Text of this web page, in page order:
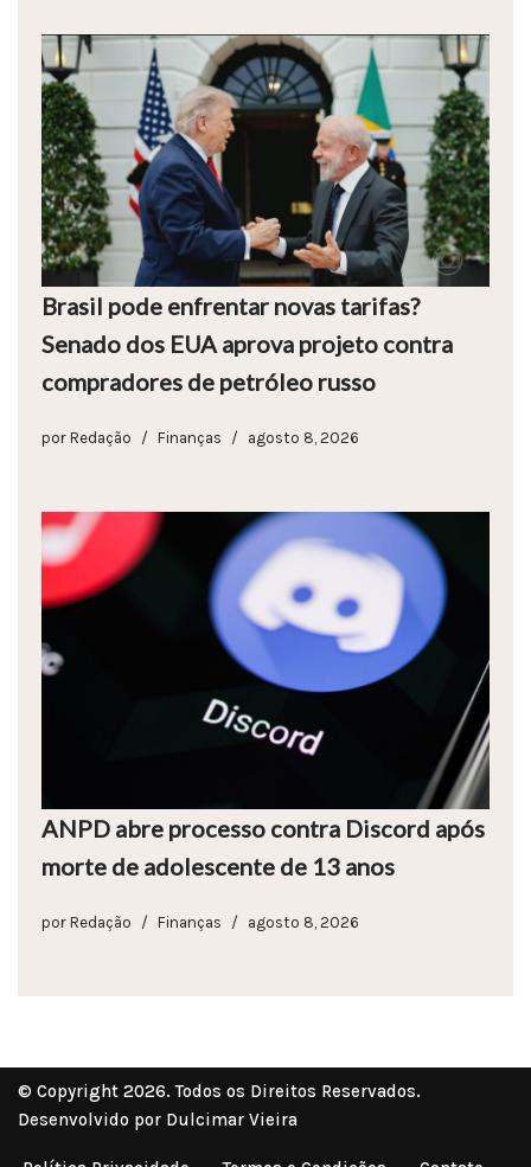
Brasil pode enfrentar novas tarifas?
Senado dos EUA aprova projeto contra
compradores de petróleo russo
por Redação Finanças agosto 8, 2026
ANPD abre processo contra Discord após
morte de adolescente de 13 anos
por Redação Finanças agosto 8, 2026
© Copyright 2026. Todos os Direitos Reservados.
Desenvolvido por Dulcimar Vieira